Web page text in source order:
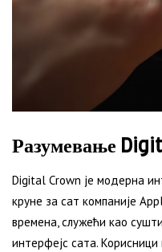
Разумевање
Digital Crown је модерна
круне за сат компаније
времена, служећи као
интерфејс сата. Корисници